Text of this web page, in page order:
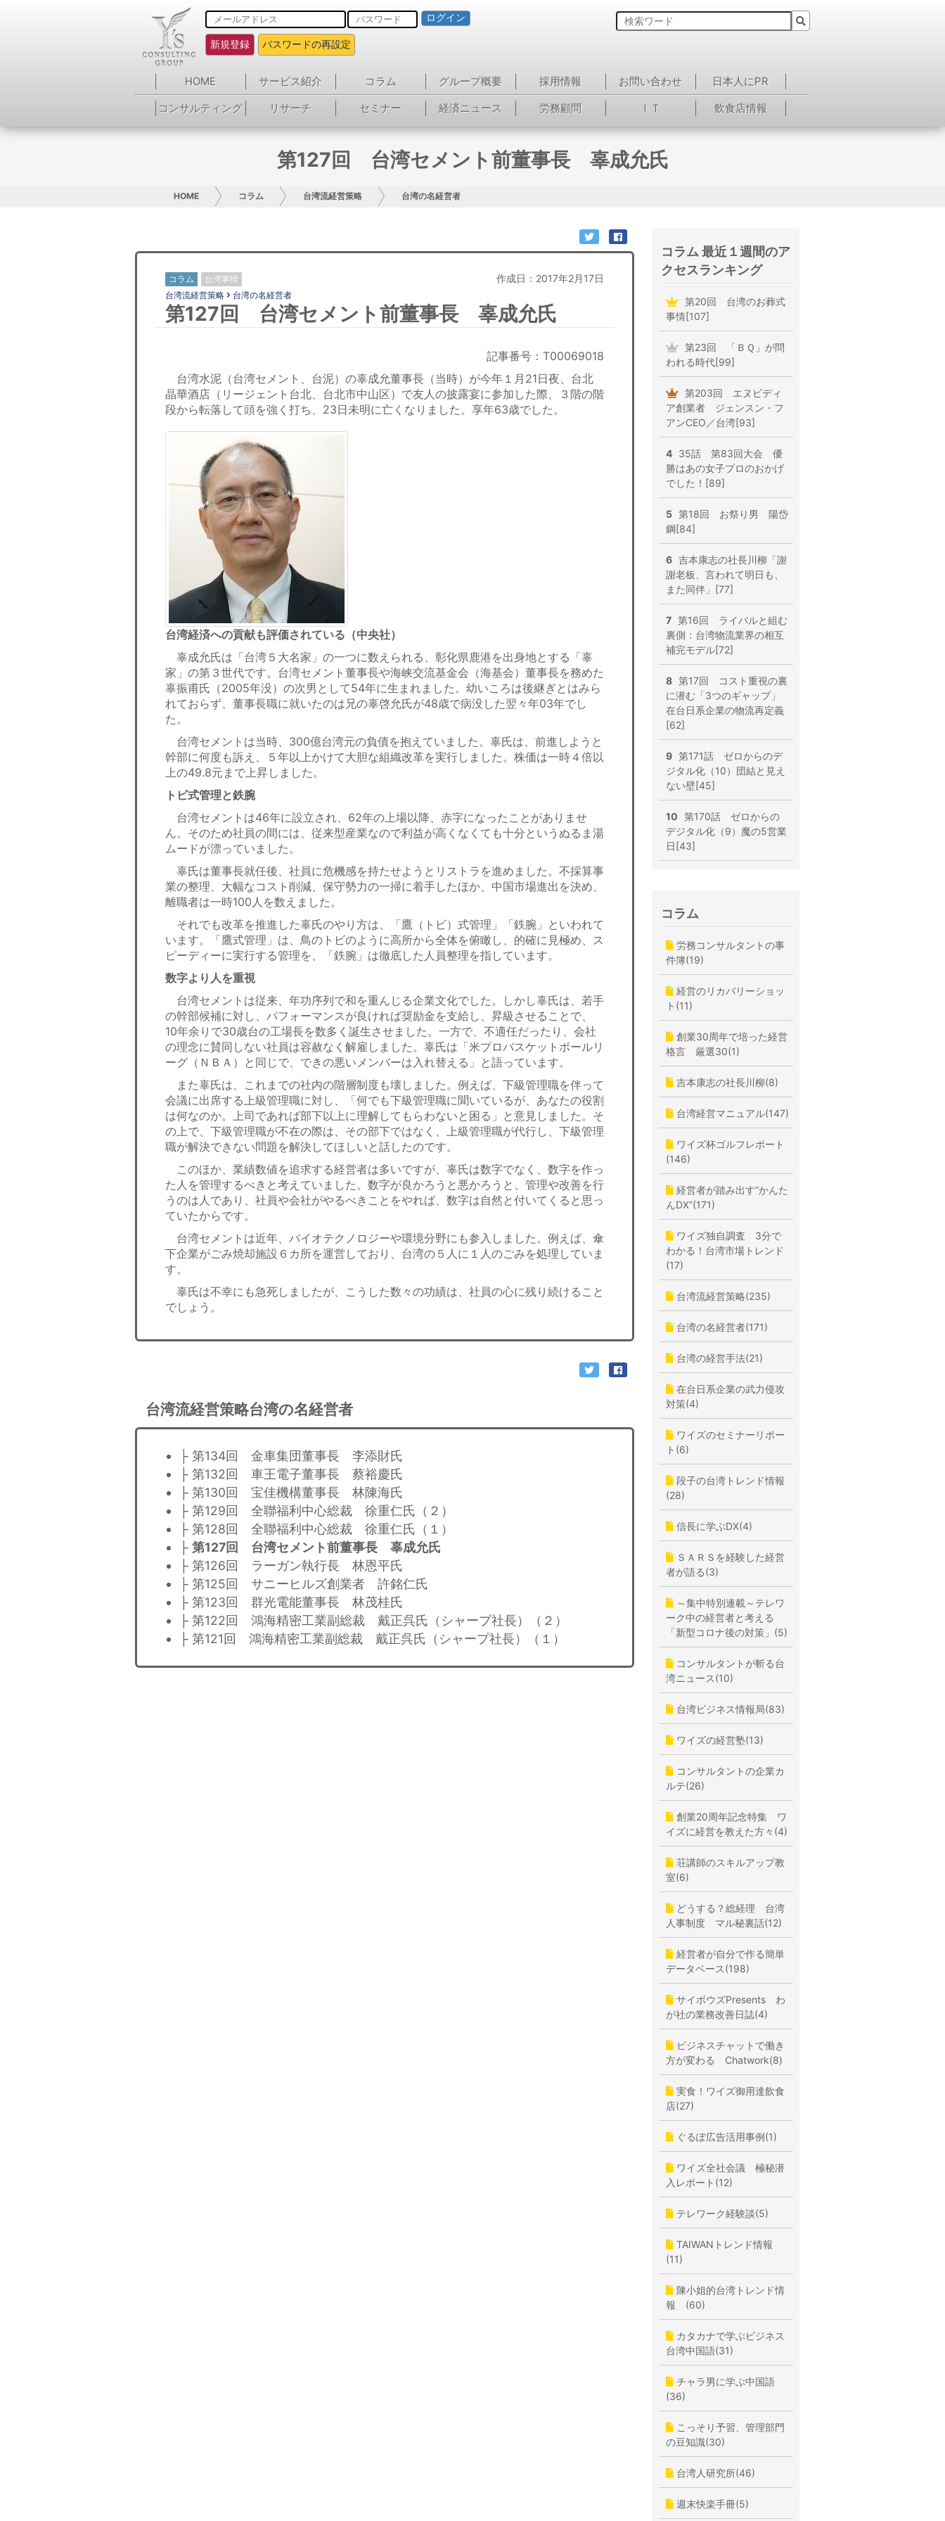
ログイン
新規登録 パスワードの再設定
HOME サービス紹介 コラム グループ概要 採用情報 お問い合わせ
日本人にPR
コンサルティング
リサーチ セミナー 経済ニュース 労務顧問 ＩＴ 飲食店情報
第127回 台湾セメント前董事長 辜成允氏
HOME コラム 台湾流経営策略 台湾の名経営者
コラム 台湾事情 作成日：2017年2月17日
台湾流経営策略 台湾の名経営者
第127回 台湾セメント前董事長 辜成允氏
記事番号：T00069018
台湾水泥（台湾セメント、台泥）の辜成允董事長（当時）が今年１月21日夜、台北
晶華酒店（リージェント台北、台北市中山区）で友人の披露宴に参加した際、３階の階
段から転落して頭を強く打ち、23日未明に亡くなりました。享年63歳でした。
台湾経済への貢献も評価されている（中央社）
辜成允氏は「台湾５大名家」の一つに数えられる、彰化県鹿港を出身地とする「辜
家」の第３世代です。台湾セメント董事長や海峡交流基金会（海基会）董事長を務めた
辜振甫氏（2005年没）の次男として54年に生まれました。幼いころは後継ぎとはみら
れておらず、董事長職に就いたのは兄の辜啓允氏が48歳で病没した翌々年03年でし
た。
台湾セメントは当時、300億台湾元の負債を抱えていました。辜氏は、前進しようと
幹部に何度も訴え、５年以上かけて大胆な組織改革を実行しました。株価は一時４倍以
上の49.8元まで上昇しました。
トビ式管理と鉄腕
台湾セメントは46年に設立され、62年の上場以降、赤字になったことがありませ
ん。そのため社員の間には、従来型産業なので利益が高くなくても十分というぬるま湯
ムードが漂っていました。
辜氏は董事長就任後、社員に危機感を持たせようとリストラを進めました。不採算事
業の整理、大幅なコスト削減、保守勢力の一掃に着手したほか、中国市場進出を決め、
離職者は一時100人を数えました。
それでも改革を推進した辜氏のやり方は、「鷹（トビ）式管理」「鉄腕」といわれて
います。「鷹式管理」は、鳥のトビのように高所から全体を俯瞰し、的確に見極め、ス
ピーディーに実行する管理を、「鉄腕」は徹底した人員整理を指しています。
数字より人を重視
台湾セメントは従来、年功序列で和を重んじる企業文化でした。しかし辜氏は、若手
の幹部候補に対し、パフォーマンスが良ければ奨励金を支給し、昇級させることで、
10年余りで30歳台の工場長を数多く誕生させました。一方で、不適任だったり、会社
の理念に賛同しない社員は容赦なく解雇しました。辜氏は「米プロバスケットボールリ
ーグ（ＮＢＡ）と同じで、できの悪いメンバーは入れ替える」と語っています。
また辜氏は、これまでの社内の階層制度も壊しました。例えば、下級管理職を伴って
会議に出席する上級管理職に対し、「何でも下級管理職に聞いているが、あなたの役割
は何なのか。上司であれば部下以上に理解してもらわないと困る」と意見しました。そ
の上で、下級管理職が不在の際は、その部下ではなく、上級管理職が代行し、下級管理
職が解決できない問題を解決してほしいと話したのです。
このほか、業績数値を追求する経営者は多いですが、辜氏は数字でなく、数字を作っ
た人を管理するべきと考えていました。数字が良かろうと悪かろうと、管理や改善を行
うのは人であり、社員や会社がやるべきことをやれば、数字は自然と付いてくると思っ
ていたからです。
台湾セメントは近年、バイオテクノロジーや環境分野にも参入しました。例えば、傘
下企業がごみ焼却施設６カ所を運営しており、台湾の５人に１人のごみを処理していま
す。
辜氏は不幸にも急死しましたが、こうした数々の功績は、社員の心に残り続けること
でしょう。
台湾流経営策略台湾の名経営者
├ 第134回 金車集団董事長 李添財氏
├ 第132回 車王電子董事長 蔡裕慶氏
├ 第130回 宝佳機構董事長 林陳海氏
├ 第129回 全聯福利中心総裁 徐重仁氏（２）
├ 第128回 全聯福利中心総裁 徐重仁氏（１）
├ 第127回 台湾セメント前董事長 辜成允氏
├ 第126回 ラーガン執行長 林恩平氏
├ 第125回 サニーヒルズ創業者 許銘仁氏
├ 第123回 群光電能董事長 林茂桂氏
├ 第122回 鴻海精密工業副総裁 戴正呉氏（シャープ社長）（２）
├ 第121回 鴻海精密工業副総裁 戴正呉氏（シャープ社長）（１）
コラム 最近１週間のア
クセスランキング
第20回 台湾のお葬式
事情[107]
第23回 「ＢＱ」が問
われる時代[99]
第203回 エヌビディ
ア創業者 ジェンスン・フ
アンCEO／台湾[93]
4 35話 第83回大会 優
勝はあの女子プロのおかげ
でした！[89]
5 第18回 お祭り男 陽岱
鋼[84]
6 吉本康志の社長川柳「謝
謝老板、言われて明日も、
また同伴」[77]
7 第16回 ライバルと組む
裏側：台湾物流業界の相互
補完モデル[72]
8 第17回 コスト重視の裏
に潜む「3つのギャップ」
在台日系企業の物流再定義
[62]
9 第171話 ゼロからのデ
ジタル化（10）団結と見え
ない壁[45]
10 第170話 ゼロからの
デジタル化（9）魔の5営業
日[43]
コラム
労務コンサルタントの事
件簿(19)
経営のリカバリーショッ
ト(11)
創業30周年で培った経営
格言 厳選30(1)
吉本康志の社長川柳(8)
台湾経営マニュアル(147)
ワイズ杯ゴルフレポート
(146)
経営者が踏み出す”かんた
んDX”(171)
ワイズ独自調査 3分で
わかる！台湾市場トレンド
(17)
台湾流経営策略(235)
台湾の名経営者(171)
台湾の経営手法(21)
在台日系企業の武力侵攻
対策(4)
ワイズのセミナーリポー
ト(6)
段子の台湾トレンド情報
(28)
信長に学ぶDX(4)
ＳＡＲＳを経験した経営
者が語る(3)
～集中特別連載～テレワ
ーク中の経営者と考える
「新型コロナ後の対策」(5)
コンサルタントが斬る台
湾ニュース(10)
台湾ビジネス情報局(83)
ワイズの経営塾(13)
コンサルタントの企業カ
ルテ(26)
創業20周年記念特集 ワ
イズに経営を教えた方々(4)
荘講師のスキルアップ教
室(6)
どうする？総経理 台湾
人事制度 マル秘裏話(12)
経営者が自分で作る簡単
データベース(198)
サイボウズPresents わ
が社の業務改善日誌(4)
ビジネスチャットで働き
方が変わる Chatwork(8)
実食！ワイズ御用達飲食
店(27)
ぐるぽ広告活用事例(1)
ワイズ全社会議 極秘潜
入レポート(12)
テレワーク経験談(5)
TAIWANトレンド情報
(11)
陳小姐的台湾トレンド情
報 (60)
カタカナで学ぶビジネス
台湾中国語(31)
チャラ男に学ぶ中国語
(36)
こっそり予習、管理部門
の豆知識(30)
台湾人研究所(46)
週末快楽手冊(5)